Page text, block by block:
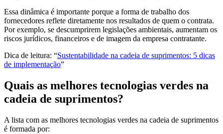
Essa dinâmica é importante porque a forma de trabalho dos
fornecedores reflete diretamente nos resultados de quem o contrata.
Por exemplo, se descumprirem legislações ambientais, aumentam os
riscos jurídicos, financeiros e de imagem da empresa contratante.
Dica de leitura: “Sustentabilidade na cadeia de suprimentos: 5 dicas
de implementação”
Quais as melhores tecnologias verdes na
cadeia de suprimentos?
A lista com as melhores tecnologias verdes na cadeia de suprimentos
é formada por: